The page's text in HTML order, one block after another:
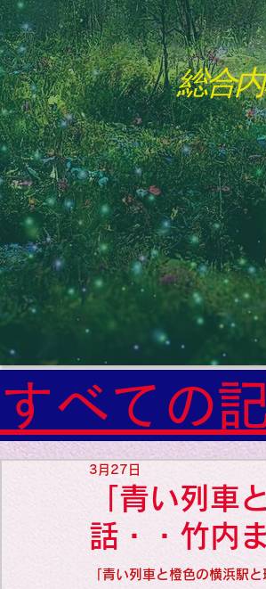
総合
"The Heavens:
総合内科専門医
糖尿病
心
神経内科専門医
糖尿病
World Wide Blog
Synesthesia
Personal Religion
すべての
「青い列車
話・・竹内
3月27日
「青い列車と橙色の横浜駅